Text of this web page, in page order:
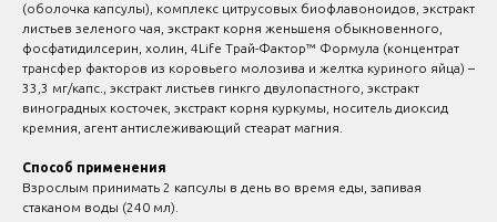
(оболочка капсулы), комплекс цитрусовых биофлавоноидов, экстракт
листьев зеленого чая, экстракт корня женьшеня обыкновенного,
фосфатидилсерин, холин, 4Life Трай-Фактор™ Формула (концентрат
трансфер факторов из коровьего молозива и желтка куриного яйца) –
33,3 мг/капс., экстракт листьев гинкго двулопастного, экстракт
виноградных косточек, экстракт корня куркумы, носитель диоксид
кремния, агент антислеживающий стеарат магния.
Способ применения
Взрослым принимать 2 капсулы в день во время еды, запивая
стаканом воды (240 мл).